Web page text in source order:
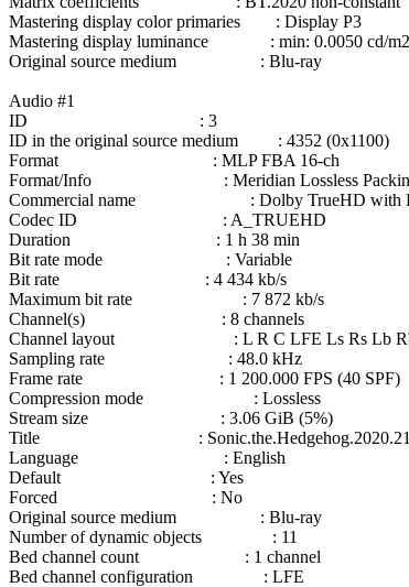
Mastering display color primaries : Display P3
Mastering display luminance : min: 0.0050 cd/m2,
Original source medium : Blu-ray
Audio #1
ID : 3
ID in the original source medium : 4352 (0x1100)
Format : MLP FBA 16-ch
Format/Info : Meridian Lossless Packing
Commercial name : Dolby TrueHD with
Codec ID : A_TRUEHD
Duration : 1 h 38 min
Bit rate mode : Variable
Bit rate : 4 434 kb/s
Maximum bit rate : 7 872 kb/s
Channel(s) : 8 channels
Channel layout : L R C LFE Ls Rs Lb
Sampling rate : 48.0 kHz
Frame rate : 1 200.000 FPS (40 SPF)
Compression mode : Lossless
Stream size : 3.06 GiB (5%)
Title :
Language : English
Default : Yes
Forced : No
Original source medium : Blu-ray
Number of dynamic objects : 11
Bed channel count : 1 channel
Bed channel configuration : LFE